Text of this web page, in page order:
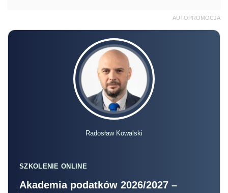
AUTOPROMOCJA
Radosław Kowalski
SZKOLENIE ONLINE
Akademia podatków 2026/2027 –